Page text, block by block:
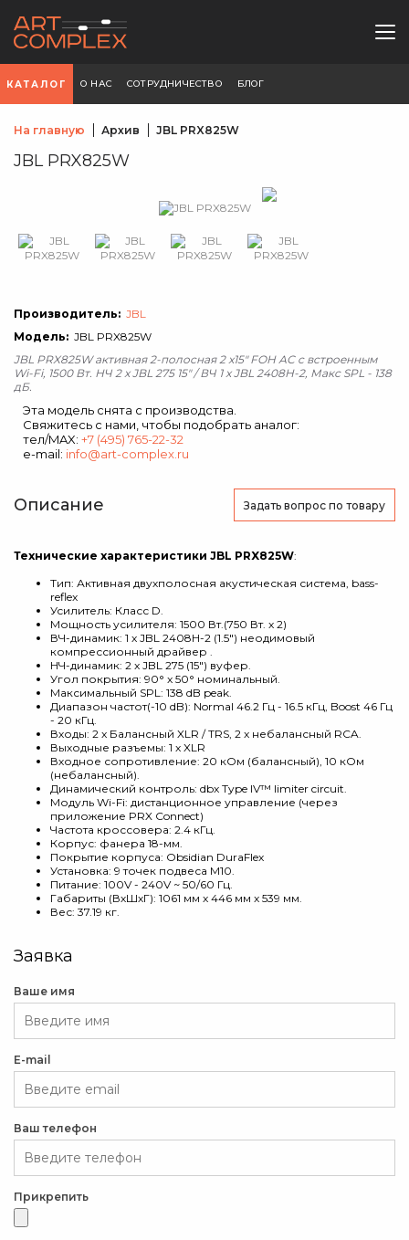
КАТАЛОГ О НАС СОТРУДНИЧЕСТВО БЛОГ
На главную Архив JBL PRX825W
JBL PRX825W
Производитель: JBL
Модель: JBL PRX825W
JBL PRX825W активная 2-полосная 2 x15" FOH АС с встроенным
Wi-Fi, 1500 Вт. НЧ 2 x JBL 275 15" / ВЧ 1 x JBL 2408H-2, Макс SPL - 138
дБ.
Эта модель снята с производства.
Свяжитесь с нами, чтобы подобрать аналог:
тел/MAX: +7 (495) 765-22-32
e-mail: info@art-complex.ru
Описание Задать вопрос по товару
Технические характеристики JBL PRX825W:
Тип: Активная двухполосная акустическая система, bass-
reflex
Усилитель: Класс D.
Мощность усилителя: 1500 Вт.(750 Вт. x 2)
ВЧ-динамик: 1 x JBL 2408H-2 (1.5") неодимовый
компрессионный драйвер .
НЧ-динамик: 2 x JBL 275 (15") вуфер.
Угол покрытия: 90° x 50° номинальный.
Максимальный SPL: 138 dB peak.
Диапазон частот(-10 dB): Normal 46.2 Гц - 16.5 кГц, Boost 46 Гц
- 20 кГц.
Входы: 2 x Балансный XLR / TRS, 2 x небалансный RCA.
Выходные разъемы: 1 x XLR
Входное сопротивление: 20 кОм (балансный), 10 кОм
(небалансный).
Динамический контроль: dbx Type IV™ limiter circuit.
Модуль Wi-Fi: дистанционное управление (через
приложение PRX Connect)
Частота кроссовера: 2.4 кГц.
Корпус: фанера 18-мм.
Покрытие корпуса: Obsidian DuraFlex
Установка: 9 точек подвеса M10.
Питание: 100V - 240V ~ 50/60 Гц.
Габариты (ВхШхГ): 1061 мм x 446 мм x 539 мм.
Вес: 37.19 кг.
Заявка
Ваше имя
E-mail
Ваш телефон
Прикрепить